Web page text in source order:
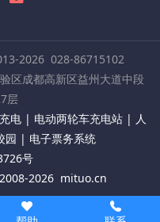
2026 028-86715102
区成都高新区益州大道中段
层
电 | 电动两轮车充电站 | 人
园 | 电子票务系统
号
2026 mituo.cn